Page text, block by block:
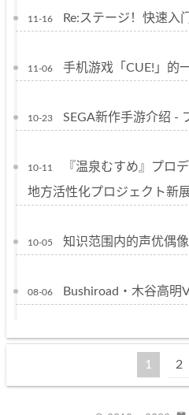
11-16 Re:ステージ！快速入门
11-06 手机游戏「CUE!」的
10-23 SEGA新作手游介绍 -
10-11
『温泉むすめ』プロ
地方活性化プロジェクト新
10-05 知识范围内的声优偶
08-06 Bushiroad・木谷高明
1 2